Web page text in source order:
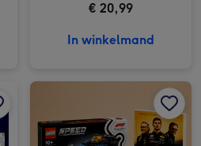
€ 20,99
In winkelmand
Jan van Haasteren kleurboek afbeelding 2